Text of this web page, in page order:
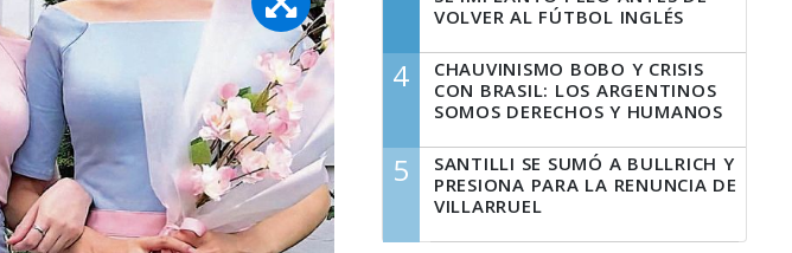
VOLVER AL FÚTBOL INGLÉS
4
CHAUVINISMO BOBO Y CRISIS
CON BRASIL: LOS ARGENTINOS
SOMOS DERECHOS Y HUMANOS
5
SANTILLI SE SUMÓ A BULLRICH Y
PRESIONA PARA LA RENUNCIA DE
VILLARRUEL